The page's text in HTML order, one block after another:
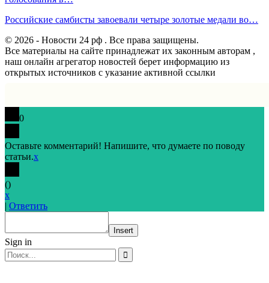
Российские самбисты завоевали четыре золотые медали во…
© 2026 - Новости 24 рф . Все права защищены.
Все материалы на сайте принадлежат их законным авторам ,
наш онлайн агрегатор новостей берет информацию из
открытых источников с указание активной ссылки
0
Оставьте комментарий! Напишите, что думаете по поводу
статьи.x
()
x
| Ответить
Insert
Sign in